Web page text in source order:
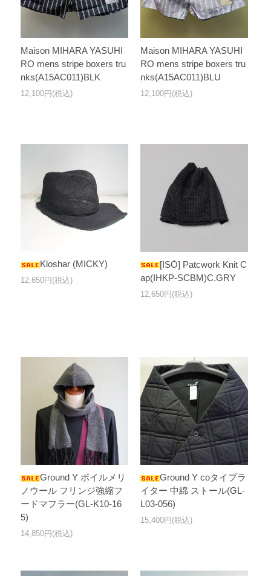
Maison MIHARA YASUHI
RO mens stripe boxers tru
nks(A15AC011)BLK
12,100円(税込)
Maison MIHARA YASUHI
RO mens stripe boxers tru
nks(A15AC011)BLU
12,100円(税込)
Kloshar (MICKY)
12,650円(税込)
[ISŌ] Patcwork Knit C
ap(IHKP-SCBM)C.GRY
12,650円(税込)
Ground Y ボイルメリ
ノウール フリンジ強縮フ
ードマフラー(GL-K10-16
5)
14,850円(税込)
Ground Y coタイプラ
イター 中綿 ストール(GL-
L03-056)
15,400円(税込)